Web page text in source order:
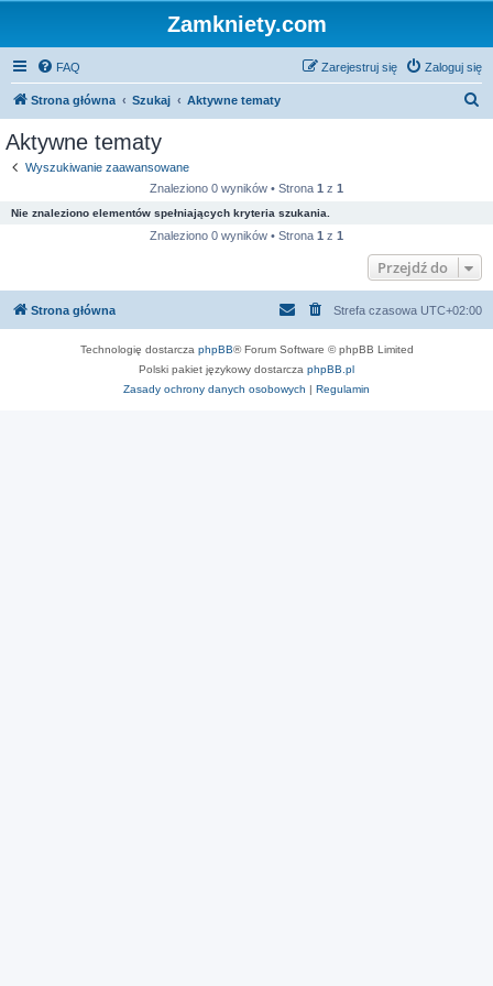
Zamkniety.com
FAQ Zaloguj się
Zarejestruj się
Strona główna Szukaj Aktywne tematy
Aktywne tematy
Wyszukiwanie zaawansowane
Znaleziono 0 wyników • Strona 1 z 1
Nie znaleziono elementów spełniających kryteria szukania.
Znaleziono 0 wyników • Strona 1 z 1
Przejdź do
Strona główna Strefa czasowa UTC+02:00
Technologię dostarcza phpBB® Forum Software © phpBB Limited
Polski pakiet językowy dostarcza phpBB.pl
Zasady ochrony danych osobowych | Regulamin